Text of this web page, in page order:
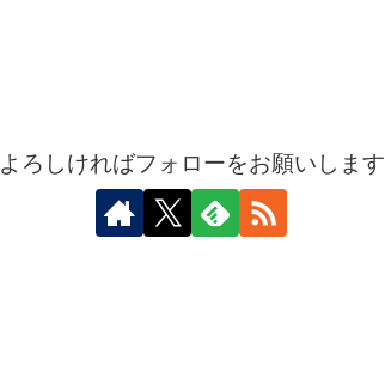
よろしければフォローをお願いします